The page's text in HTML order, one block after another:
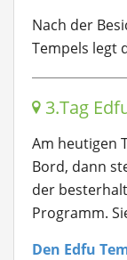
Nach der
Tempels legt
3.Tag
Am heutigen
Bord, dann
der
Programm.
Den Edfu